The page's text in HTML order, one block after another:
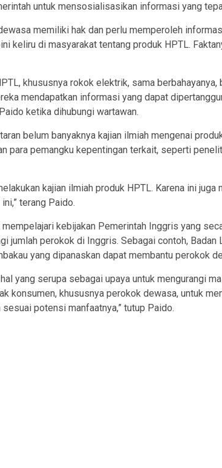
untuk mensosialisasikan informasi yang
memiliki hak dan perlu memperoleh
keliru di masyarakat tentang produk HPTL.
khususnya rokok elektrik, sama
mendapatkan informasi yang dapat
ketika dihubungi wartawan.
belum banyaknya kajian ilmiah mengenai
para pemangku kepentingan terkait, seperti
kajian ilmiah produk HPTL. Karena ini
terang Paido.
kebijakan Pemerintah Inggris yang
jumlah perokok di Inggris. Sebagai contoh,
yang dipanaskan dapat membantu perokok
yang serupa sebagai upaya untuk mengurangi
konsumen, khususnya perokok dewasa, untuk
potensi manfaatnya,” tutup Paido.